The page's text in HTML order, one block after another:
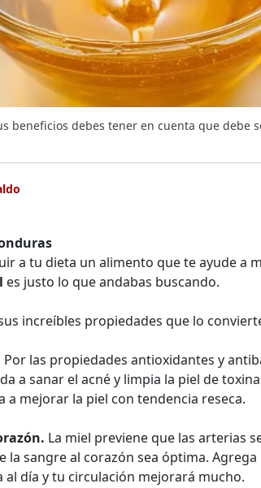
beneficios debes tener en cuenta que debe
a tu dieta un alimento que te ayude a
es justo lo que andabas buscando.
increíbles propiedades que lo
Por las propiedades antioxidantes y
a sanar el acné y limpia la piel de
a mejorar la piel con tendencia reseca.
La miel previene que las arterias
la sangre al corazón sea óptima.
al día y tu circulación mejorará mucho.